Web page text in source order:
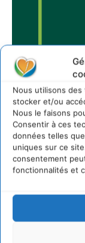
Nous utilisons
stocker et/ou
Nous le faisons
Consentir à ces
données telles
uniques sur ce
consentement
fonctionnalités et
Comment le
2 août 2026
Développer
non humaines